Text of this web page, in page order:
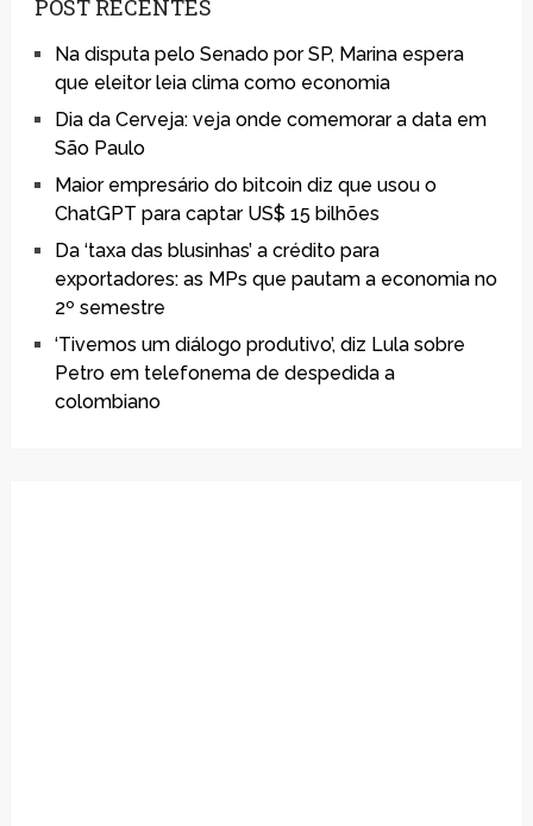
POST RECENTES
Na disputa pelo Senado por SP, Marina espera
que eleitor leia clima como economia
Dia da Cerveja: veja onde comemorar a data em
São Paulo
Maior empresário do bitcoin diz que usou o
ChatGPT para captar US$ 15 bilhões
Da ‘taxa das blusinhas’ a crédito para
exportadores: as MPs que pautam a economia no
2º semestre
‘Tivemos um diálogo produtivo’, diz Lula sobre
Petro em telefonema de despedida a
colombiano